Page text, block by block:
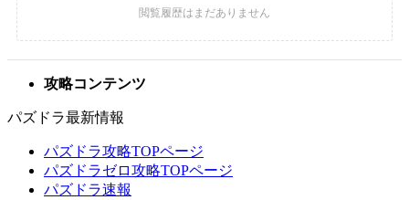
攻略コンテンツ
パズドラ最新情報
パズドラ攻略TOPページ
パズドラゼロ攻略TOPページ
パズドラ速報